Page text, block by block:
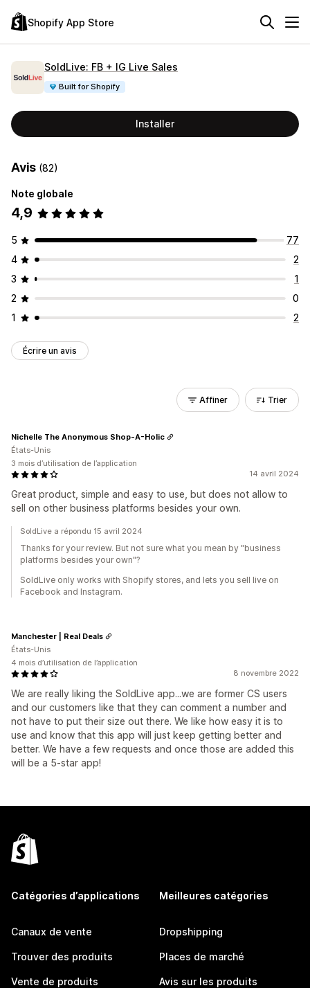
Shopify App Store
SoldLive: FB + IG Live Sales
Built for Shopify
Installer
Avis (82)
Note globale
4,9
5
77
4
2
3
1
2
0
1
2
Écrire un avis
Affiner Trier
14 avril 2024
Great product, simple and easy to use, but does not allow to
sell on other business platforms besides your own.
Nichelle The Anonymous Shop-A-Holic
États-Unis
3 mois d’utilisation de l’application
SoldLive a répondu 15 avril 2024
Thanks for your review. But not sure what you mean by "business
platforms besides your own"?
SoldLive only works with Shopify stores, and lets you sell live on
Facebook and Instagram.
8 novembre 2022
We are really liking the SoldLive app...we are former CS users
and our customers like that they can comment a number and
not have to put their size out there. We like how easy it is to
use and know that this app will just keep getting better and
better. We have a few requests and once those are added this
will be a 5-star app!
Manchester | Real Deals
États-Unis
4 mois d’utilisation de l’application
Catégories d’applications
Canaux de vente
Trouver des produits
Vente de produits
Meilleures catégories
Dropshipping
Places de marché
Avis sur les produits